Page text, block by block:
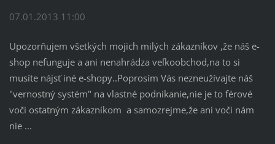
07.01.2013 11:00
Upozorňujem všetkých mojich milých zákazníkov ,že náš e-
shop nefunguje a ani nenahrádza veľkoobchod,na to si
musíte nájsť iné e-shopy..Poprosím Vás nezneužívajte náš
"vernostný systém" na vlastné podnikanie,nie je to férové
voči ostatným zákazníkom a samozrejme,že ani voči nám
nie ...